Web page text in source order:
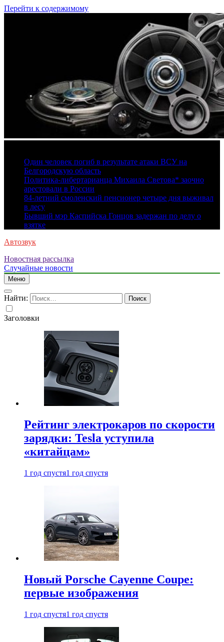
Перейти к содержимому
Один человек погиб в результате атаки ВСУ на
Белгородскую область
Политика-либертарианца Михаила Светова* заочно
арестовали в России
84-летний смоленский пенсионер четыре дня выживал
в лесу
Бывший мэр Каспийска Гонцов задержан по делу о
взятке
Автозвук
Новостная рассылка
Случайные новости
Меню
Найти:
Заголовки
Рейтинг электрокаров по скорости
зарядки: Tesla уступила
«китайцам»
1 год спустя1 год спустя
Новый Porsche Cayenne Coupe:
первые изображения
1 год спустя1 год спустя